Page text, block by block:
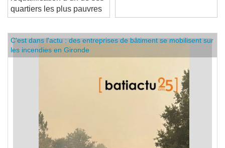
requalification d’un de ses
quartiers les plus pauvres
C'est dans l'actu : des entreprises de bâtiment se mobilisent sur
les incendies en Gironde